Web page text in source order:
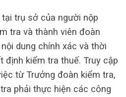
trụ sở của người nộp
tra và thành viên đoàn
dung chính xác và thời
định kiểm tra thuế. Truy cập
từ Trưởng đoàn kiểm tra,
phải thực hiện các công